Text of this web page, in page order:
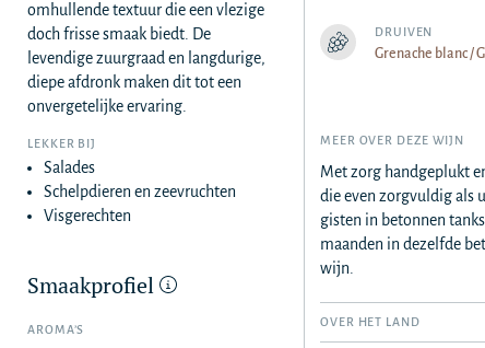
omhullende textuur die een vlezige
doch frisse smaak biedt. De
levendige zuurgraad en langdurige,
diepe afdronk maken dit tot een
onvergetelijke ervaring.
LEKKER BIJ
Salades
Schelpdieren en zeevruchten
Visgerechten
Smaakprofiel
AROMA’S
DRUIVEN
Grenache blanc /
MEER OVER DEZE WIJN
Met zorg handgeplukt
die even zorgvuldig als
gisten in betonnen
maanden in dezelfde
wijn.
OVER HET LAND